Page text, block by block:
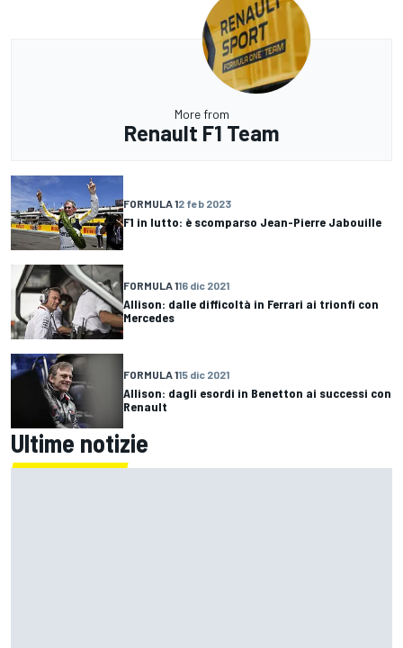
More from
Renault F1 Team
FORMULA 12 feb 2023
F1 in lutto: è scomparso Jean-Pierre Jabouille
FORMULA 116 dic 2021
Allison: dalle difficoltà in Ferrari ai trionfi con
Mercedes
FORMULA 115 dic 2021
Allison: dagli esordi in Benetton ai successi con
Renault
Ultime notizie